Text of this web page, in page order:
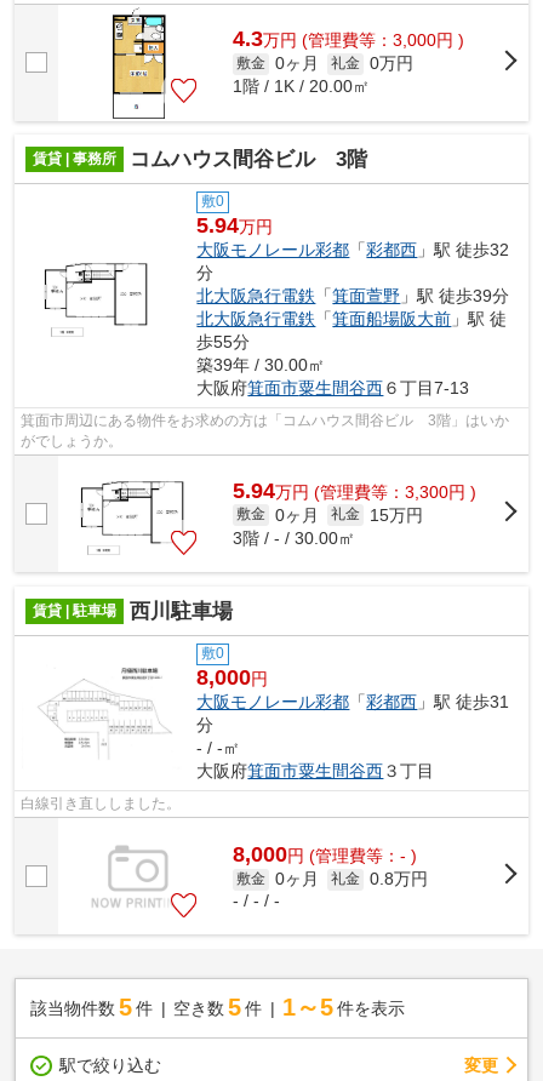
下さい。
4.3万円 (管理費等：3,000円 )
敷金 0ヶ月 礼金 0万円
1階 / 1K / 20.00㎡
賃貸 | 事務所 コムハウス間谷ビル 3階
敷0
5.94万円
大阪モノレール彩都 「彩都西 」駅 徒歩32
分
北大阪急行電鉄 「箕面萱野 」駅 徒歩39分
北大阪急行電鉄 「箕面船場阪大前 」駅 徒
歩55分
築39年 / 30.00㎡
大阪府箕面市粟生間谷西６丁目7-13
箕面市周辺にある物件をお求めの方は「コムハウス間谷ビル 3階」はいか
がでしょうか。
5.94万円 (管理費等：3,300円 )
敷金 0ヶ月 礼金
15万円
3階 / - / 30.00㎡
賃貸 | 駐車場 西川駐車場
敷0
8,000円
大阪モノレール彩都 「彩都西 」駅 徒歩31
分
- / -㎡
大阪府箕面市粟生間谷西３丁目
白線引き直ししました。
8,000円 (管理費等：- )
敷金 0ヶ月 礼金 0.8万円
- / - / -
該当物件数 5件 空き数 5 件 1～5 件を表示
駅で絞り込む 変更